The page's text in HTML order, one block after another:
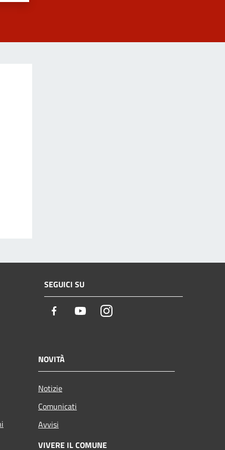
SEGUICI SU
Facebook YoutubeInstagram
NOVITÀ
Notizie
Comunicati
Avvisi
VIVERE IL COMUNE